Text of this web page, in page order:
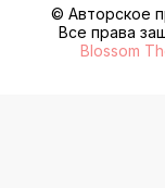
© Авторское
Все права
Blossom